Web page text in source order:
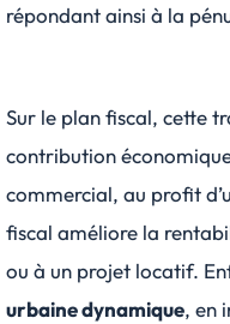
répondant ainsi à la
Sur le plan fiscal, cette
contribution
commercial, au profit
fiscal améliore la
ou à un projet locatif.
urbaine dynamique, en